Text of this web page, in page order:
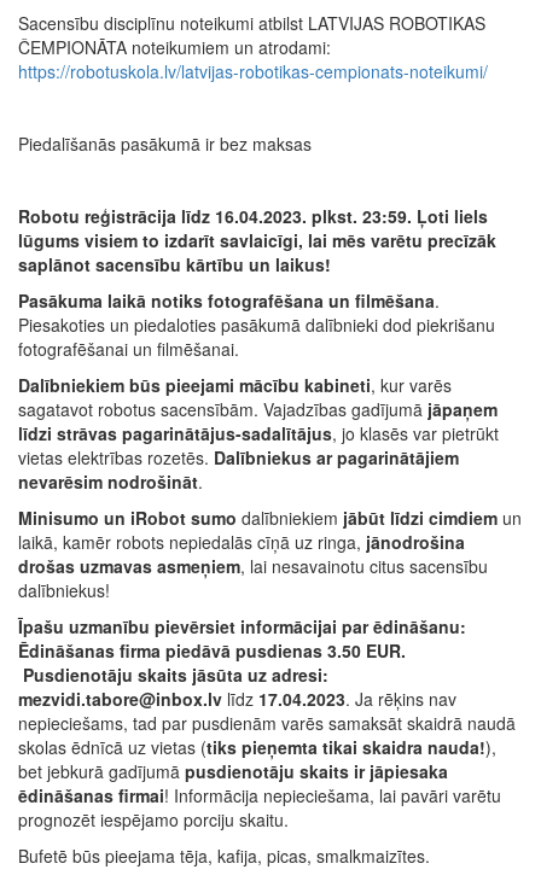
Sacensību disciplīnu noteikumi atbilst LATVIJAS ROBOTIKAS
ČEMPIONĀTA noteikumiem un atrodami:
https://robotuskola.lv/latvijas-robotikas-cempionats-noteikumi/
Piedalīšanās pasākumā ir bez maksas
Robotu reģistrācija līdz 16.04.2023. plkst. 23:59. Ļoti liels
lūgums visiem to izdarīt savlaicīgi, lai mēs varētu precīzāk
saplānot sacensību kārtību un laikus!
Pasākuma laikā notiks fotografēšana un filmēšana.
Piesakoties un piedaloties pasākumā dalībnieki dod piekrišanu
fotografēšanai un filmēšanai.
Dalībniekiem būs pieejami mācību kabineti, kur varēs
sagatavot robotus sacensībām. Vajadzības gadījumā jāpaņem
līdzi strāvas pagarinātājus-sadalītājus, jo klasēs var pietrūkt
vietas elektrības rozetēs. Dalībniekus ar pagarinātājiem
nevarēsim nodrošināt.
Minisumo un iRobot sumo dalībniekiem jābūt līdzi cimdiem un
laikā, kamēr robots nepiedalās cīņā uz ringa, jānodrošina
drošas uzmavas asmeņiem, lai nesavainotu citus sacensību
dalībniekus!
Īpašu uzmanību pievērsiet informācijai par ēdināšanu:
Ēdināšanas firma piedāvā pusdienas 3.50 EUR.
Pusdienotāju skaits jāsūta uz adresi:
mezvidi.tabore@inbox.lv līdz 17.04.2023. Ja rēķins nav
nepieciešams, tad par pusdienām varēs samaksāt skaidrā naudā
skolas ēdnīcā uz vietas (tiks pieņemta tikai skaidra nauda!),
bet jebkurā gadījumā pusdienotāju skaits ir jāpiesaka
ēdināšanas firmai! Informācija nepieciešama, lai pavāri varētu
prognozēt iespējamo porciju skaitu.
Bufetē būs pieejama tēja, kafija, picas, smalkmaizītes.